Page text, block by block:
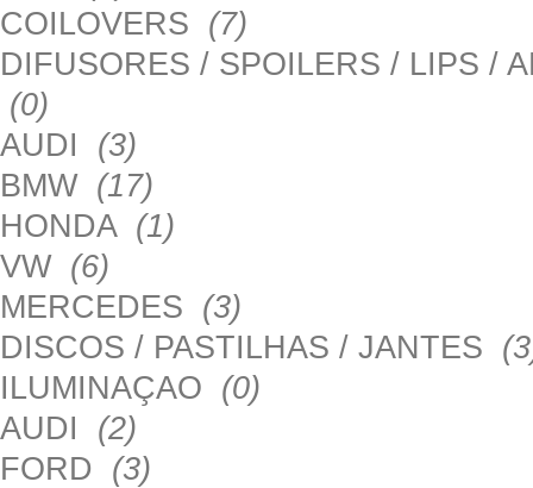
COILOVERS (7)
DIFUSORES / SPOILERS / LIPS /
(0)
AUDI (3)
BMW (17)
HONDA (1)
VW (6)
MERCEDES (3)
DISCOS / PASTILHAS / JANTES
ILUMINAÇAO (0)
AUDI (2)
FORD (3)